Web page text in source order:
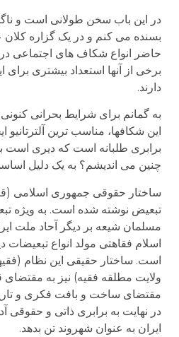
در این باب سخن طولانی است و
بسنده می کنم و در یک گزاره
حاضر انواع شکاف های اجتماعی
برخی از آنها استعداد بیشتری
دارند.
به گمانم برای شرایط بحرانی
این شکافها، مناسب ترین آلترتانیو
برابری طلبانه است که دیری است
چنین می اندیشم؟ به یک دلیل
ساختار حقوقی جمهوری اسلامی
تبعیض نوشته شده است. به ویژه
مسلمان شیعه بر دیگر آحاد ملت
اسلام فقاهتی مولد انواع
است. ساختار حقیقی این نظام
ولایت مطلقه فقیه) نیز به مقتضای
مقتضای ساخت و بافت فکری و
در نهایت به برابری ذاتی و حقوقی
ایران به عنوان شهروند تن بدهد.